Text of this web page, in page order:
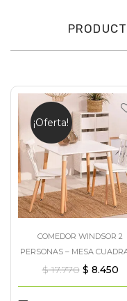
¡Oferta!
COMEDOR WINDSOR 2
PERSONAS – MESA
$17.770 $ 8.450